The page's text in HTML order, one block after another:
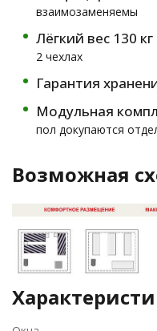
взаимозаменяемы
Лёгкий вес 130 кг
2 чехлах
Гарантия
Модульная
пол докупаются
Возможная